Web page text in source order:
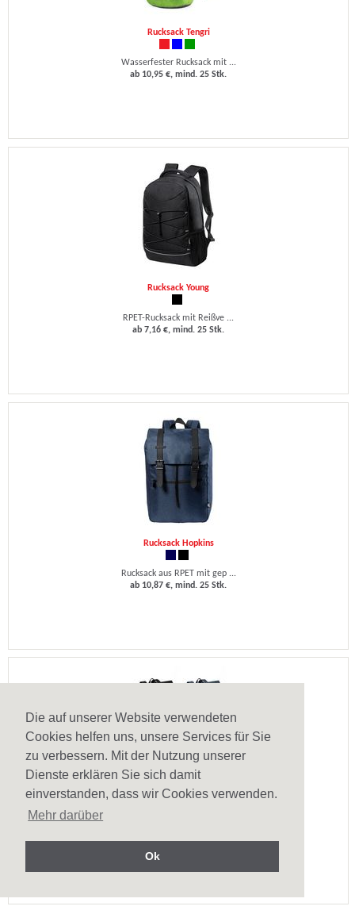
Die auf unserer Website verwendeten
Cookies helfen uns, unsere Services für Sie
zu verbessern. Mit der Nutzung unserer
Dienste erklären Sie sich damit
einverstanden, dass wir Cookies verwenden.
Mehr darüber
Ok
Rucksack Tengri
Wasserfester Rucksack mit ...
ab 10,95 €, mind. 25 Stk.
Rucksack Young
RPET-Rucksack mit Reißve ...
ab 7,16 €, mind. 25 Stk.
Rucksack Hopkins
Rucksack aus RPET mit gep ...
ab 10,87 €, mind. 25 Stk.
Laptop-Rucksack Atenas
ab 7,20 €, mind. 25 Stk.